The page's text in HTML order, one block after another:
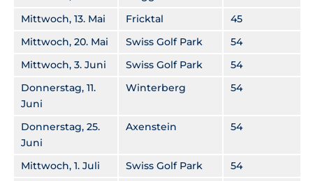
Mittwoch, 13. Mai
Fricktal
45
Mittwoch, 20. Mai
Swiss Golf Park
54
Mittwoch, 3. Juni
Swiss Golf Park
54
Donnerstag, 11.
Juni
Winterberg 54
Donnerstag, 25.
Juni
Axenstein 54
Mittwoch, 1. Juli Swiss Golf Park
54